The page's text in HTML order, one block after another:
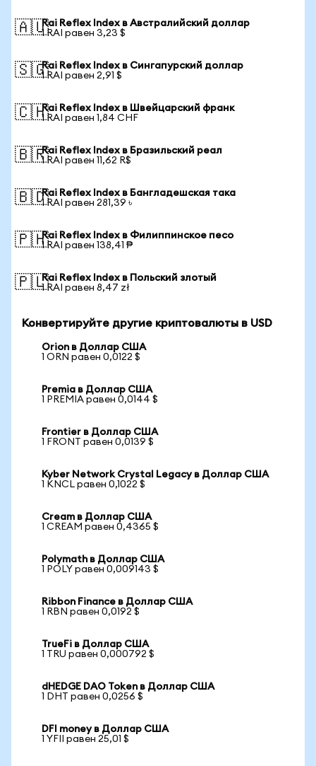
🇦🇺Rai Reflex Index в Австралийский доллар
1 RAI равен 3,23 $
🇸🇬Rai Reflex Index в Сингапурский доллар
1 RAI равен 2,91 $
🇨🇭Rai Reflex Index в Швейцарский франк
1 RAI равен 1,84 CHF
🇧🇷Rai Reflex Index в Бразильский реал
1 RAI равен 11,62 R$
🇧🇩Rai Reflex Index в Бангладешская така
1 RAI равен 281,39 ৳
🇵🇭Rai Reflex Index в Филиппинское песо
1 RAI равен 138,41 ₱
🇵🇱Rai Reflex Index в Польский злотый
1 RAI равен 8,47 zł
Конвертируйте другие криптовалюты в USD
Orion в Доллар США
1 ORN равен 0,0122 $
Premia в Доллар США
1 PREMIA равен 0,0144 $
Frontier в Доллар США
1 FRONT равен 0,0139 $
Kyber Network Crystal Legacy в Доллар США
1 KNCL равен 0,1022 $
Cream в Доллар США
1 CREAM равен 0,4365 $
Polymath в Доллар США
1 POLY равен 0,009143 $
Ribbon Finance в Доллар США
1 RBN равен 0,0192 $
TrueFi в Доллар США
1 TRU равен 0,000792 $
dHEDGE DAO Token в Доллар США
1 DHT равен 0,0256 $
DFI money в Доллар США
1 YFII равен 25,01 $